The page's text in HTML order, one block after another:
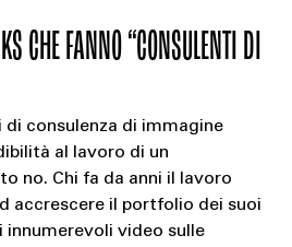
CHE FANNO “CONSULENTI DI
di consulenza di immagine
al lavoro di un
no. Chi fa da anni il lavoro
accrescere il portfolio dei suoi
video sulle